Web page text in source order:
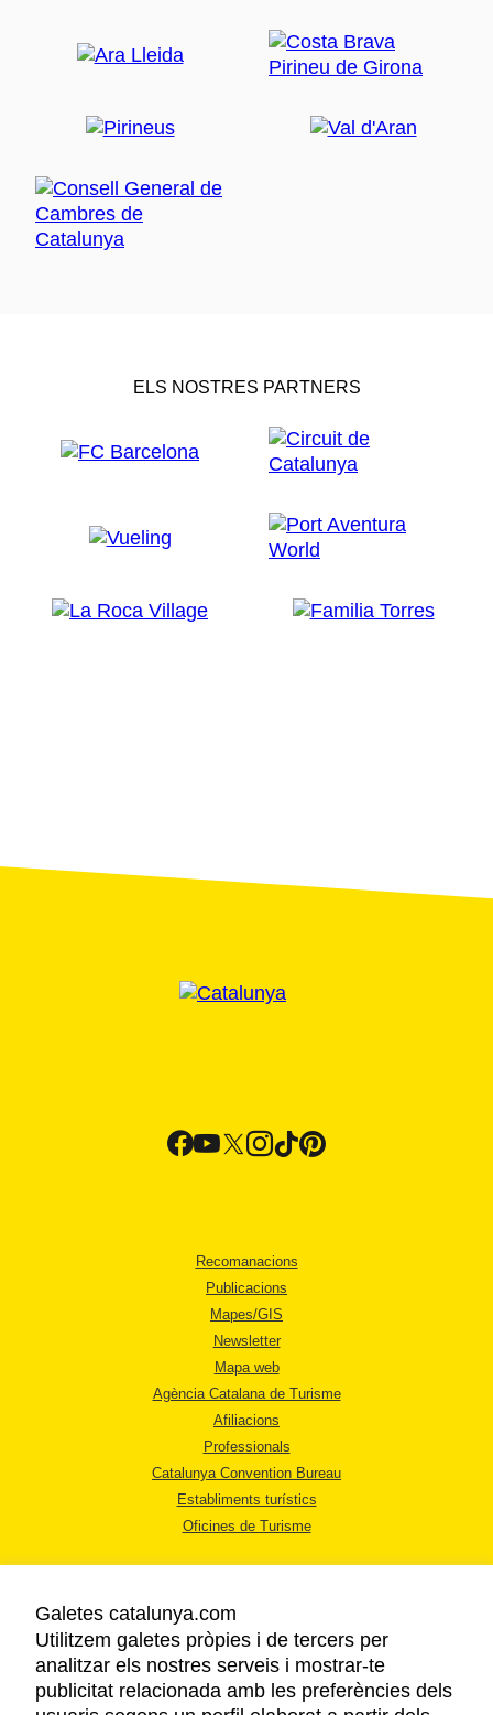
ELS NOSTRES PARTNERS
Recomanacions
Publicacions
Mapes/GIS
Newsletter
Mapa web
Agència Catalana de Turisme
Afiliacions
Professionals
Catalunya Convention Bureau
Establiments turístics
Oficines de Turisme
AVÍS LEGAL
POLÍTICA DE PRIVACITAT
Galetes catalunya.com
Utilitzem galetes pròpies i de tercers per
analitzar els nostres serveis i mostrar-te
publicitat relacionada amb les preferències dels